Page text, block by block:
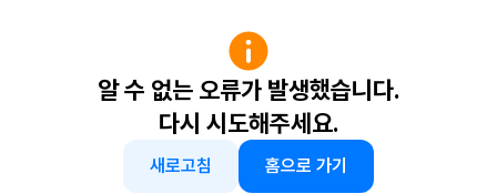
알 수 없는 오류가 발생했습니다.
다시 시도해주세요.
새로고침 홈으로 가기